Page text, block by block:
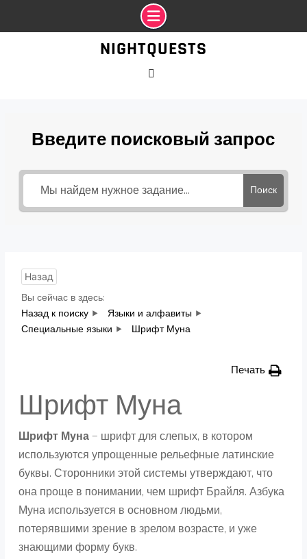
NIGHTQUESTS
Введите поисковый запрос
Поиск
Назад
Вы сейчас в здесь:
Назад к поиску
Языки и алфавиты
Специальные языки
Шрифт Муна
Печать
Шрифт Муна
Шрифт Муна— шрифт для слепых, в котором
используются упрощенные рельефные латинские
буквы. Сторонники этой системы утверждают, что
она проще в понимании, чем шрифт Брайля. Азбука
Муна используется в основном людьми,
потерявшими зрение в зрелом возрасте, и уже
знающими форму букв.